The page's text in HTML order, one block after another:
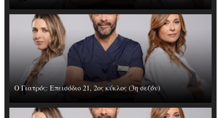
Ο Γιατρός: Επεισόδιο 21, 2ος κύκλος (3η σεζόν)